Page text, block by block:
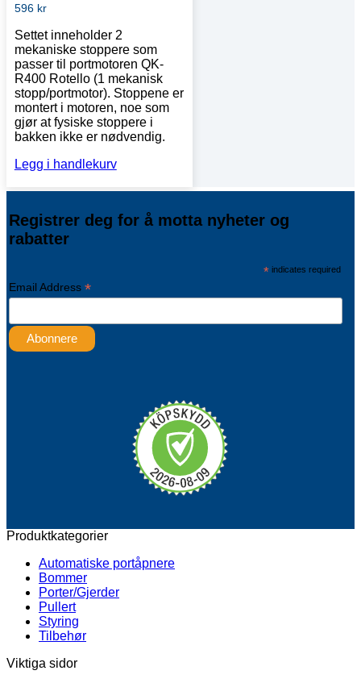
596 kr
Settet inneholder 2
mekaniske stoppere som
passer til portmotoren QK-
R400 Rotello (1 mekanisk
stopp/portmotor). Stoppene er
montert i motoren, noe som
gjør at fysiske stoppere i
bakken ikke er nødvendig.
Legg i handlekurv
Registrer deg for å motta nyheter og
rabatter
*indicates required
Email Address*
Produktkategorier
Automatiske portåpnere
Bommer
Porter/Gjerder
Pullert
Styring
Tilbehør
Viktiga sidor